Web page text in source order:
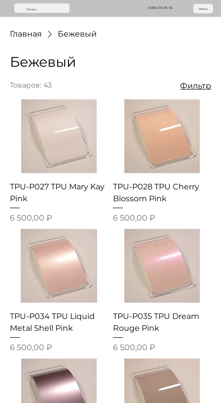
8 800 301 96 56 Menu
Главная Бежевый
Бежевый
Товаров: 43 Фильтр
TPU-P027 TPU Mary Kay
Pink
Цена
6 500,00 ₽
TPU-P028 TPU Cherry
Blossom Pink
Цена
6 500,00 ₽
TPU-P034 TPU Liquid
Metal Shell Pink
Цена
6 500,00 ₽
TPU-P035 TPU Dream
Rouge Pink
Цена
6 500,00 ₽